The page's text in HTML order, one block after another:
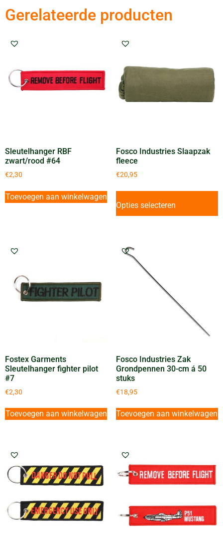
Gerelateerde producten
Sleutelhanger RBF
zwart/rood #64
€2,30
Toevoegen aan winkelwagen
Fosco Industries Slaapzak
fleece
€20,95
Opties selecteren
Fostex Garments
Sleutelhanger fighter pilot
#7
€2,30
Toevoegen aan winkelwagen
Fosco Industries Zak
Grondpennen 30-cm á 50
stuks
€18,95
Toevoegen aan winkelwagen